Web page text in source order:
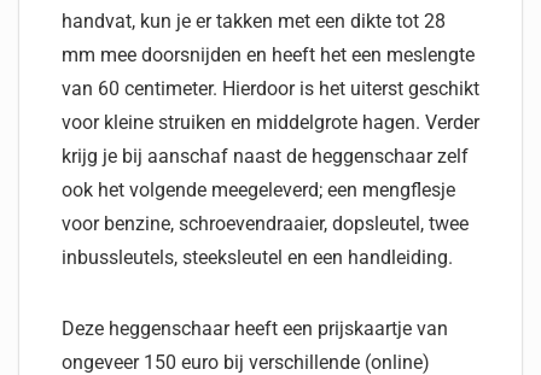
handvat, kun je er takken met een dikte tot 28
mm mee doorsnijden en heeft het een meslengte
van 60 centimeter. Hierdoor is het uiterst geschikt
voor kleine struiken en middelgrote hagen. Verder
krijg je bij aanschaf naast de heggenschaar zelf
ook het volgende meegeleverd; een mengflesje
voor benzine, schroevendraaier, dopsleutel, twee
inbussleutels, steeksleutel en een handleiding.
Deze heggenschaar heeft een prijskaartje van
ongeveer 150 euro bij verschillende (online)